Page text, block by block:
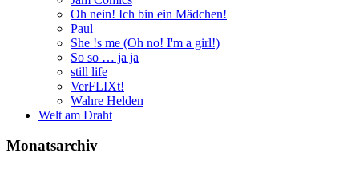
Oh nein! Ich bin ein Mädchen!
Paul
She !s me (Oh no! I'm a girl!)
So so … ja ja
still life
VerFLIXt!
Wahre Helden
Welt am Draht
Monatsarchiv